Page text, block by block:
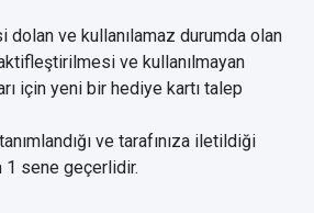
dolan ve kullanılamaz durumda olan
ve kullanılmayan
için yeni bir hediye kartı talep
ve tarafınıza iletildiği
1 sene geçerlidir.